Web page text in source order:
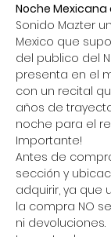
Noche
Sonido Mazter
Mexico que
del publico del
presenta en el
con un recital
años de
noche para el
Importante!
Antes de
sección y
adquirir, ya que
la compra NO
ni devoluciones.